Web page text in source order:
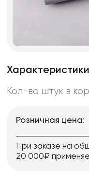
Характеристики
Кол-во штук в
Розничная цена:
При заказе на
20 000₽